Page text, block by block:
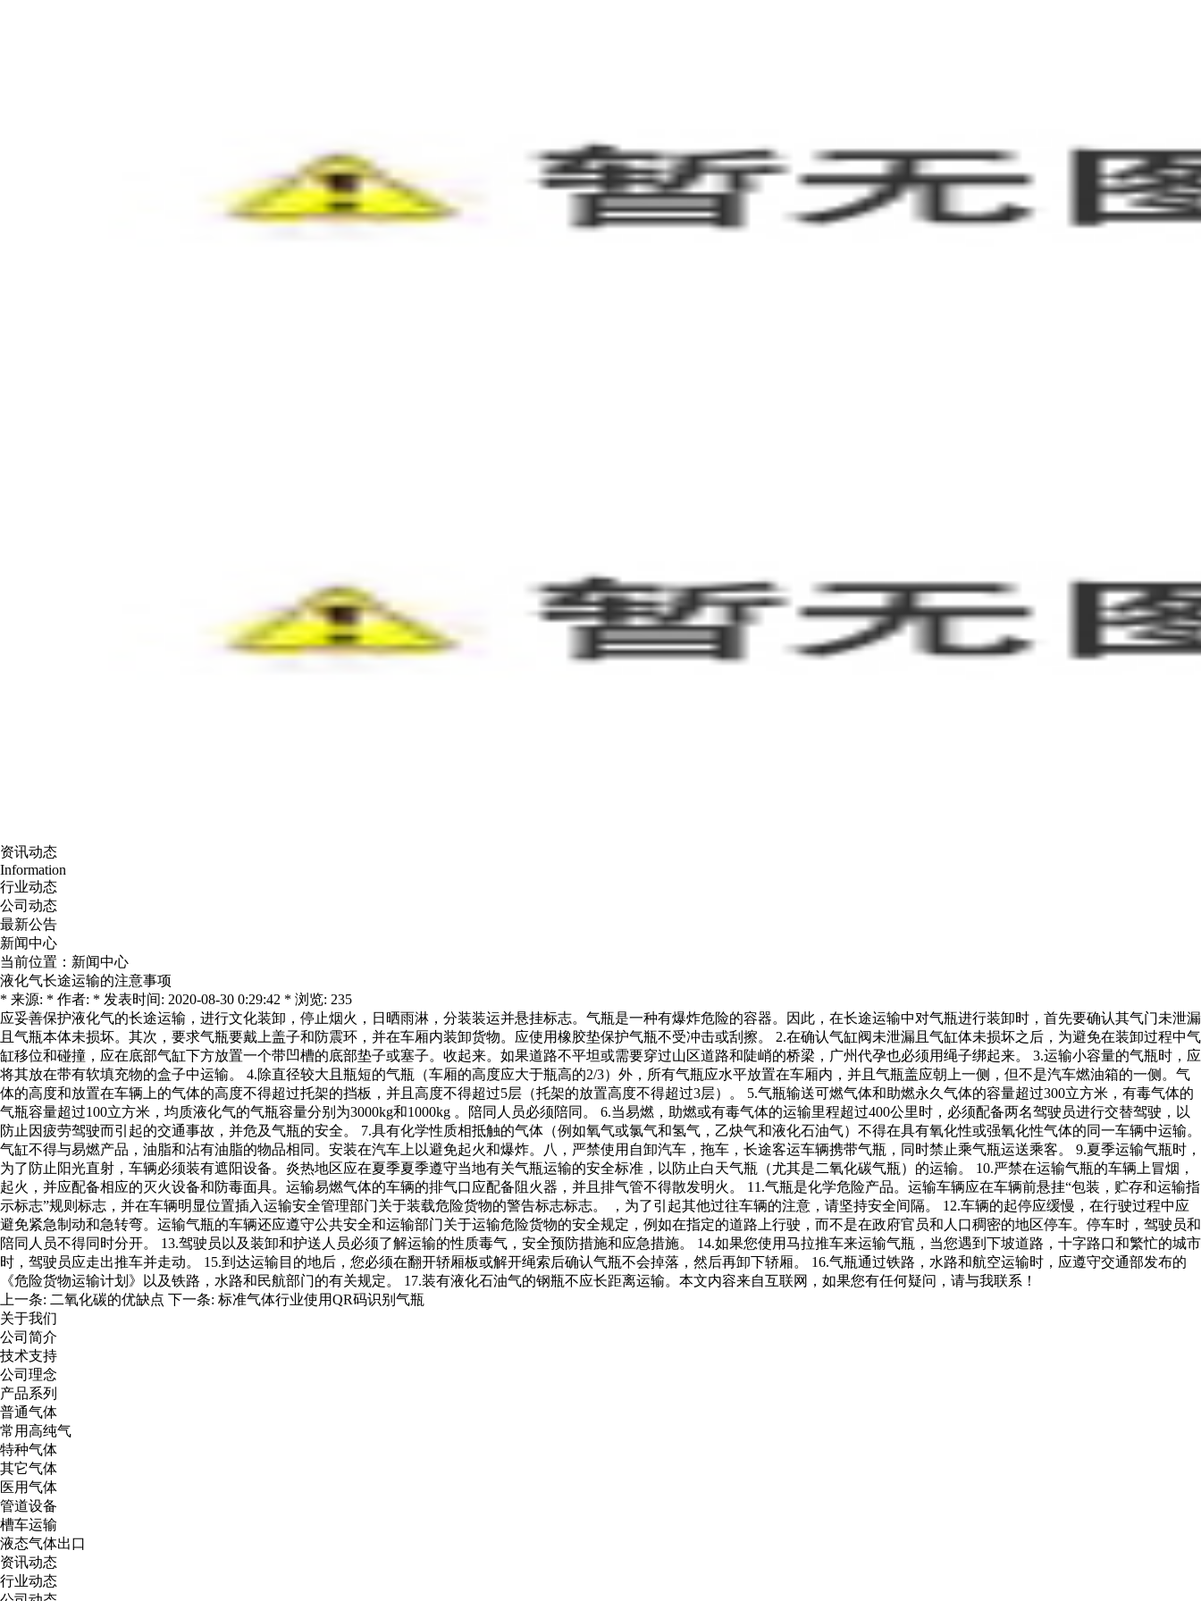
资讯动态
Information
行业动态
公司动态
最新公告
新闻中心
当前位置： 新闻中心
液化气长途运输的注意事项
* 来源: * 作者: * 发表时间: 2020-08-30 0:29:42 * 浏览: 235
应妥善保护液化气的长途运输，进行文化装卸，停止烟火，日晒雨淋，分装装运并悬挂标志。气瓶是一种有爆炸危险的容器。因此，在长途运输中对气瓶进行装卸时，首先要确认其气门未泄漏
且气瓶本体未损坏。其次，要求气瓶要戴上盖子和防震环，并在车厢内装卸货物。应使用橡胶垫保护气瓶不受冲击或刮擦。 2.在确认气缸阀未泄漏且气缸体未损坏之后，为避免在装卸过程中气
缸移位和碰撞，应在底部气缸下方放置一个带凹槽的底部垫子或塞子。收起来。如果道路不平坦或需要穿过山区道路和陡峭的桥梁，广州代孕也必须用绳子绑起来。 3.运输小容量的气瓶时，应
将其放在带有软填充物的盒子中运输。 4.除直径较大且瓶短的气瓶（车厢的高度应大于瓶高的2/3）外，所有气瓶应水平放置在车厢内，并且气瓶盖应朝上一侧，但不是汽车燃油箱的一侧。气
体的高度和放置在车辆上的气体的高度不得超过托架的挡板，并且高度不得超过5层（托架的放置高度不得超过3层）。 5.气瓶输送可燃气体和助燃永久气体的容量超过300立方米，有毒气体的
气瓶容量超过100立方米，均质液化气的气瓶容量分别为3000kg和1000kg 。陪同人员必须陪同。 6.当易燃，助燃或有毒气体的运输里程超过400公里时，必须配备两名驾驶员进行交替驾驶，以
防止因疲劳驾驶而引起的交通事故，并危及气瓶的安全。 7.具有化学性质相抵触的气体（例如氧气或氯气和氢气，乙炔气和液化石油气）不得在具有氧化性或强氧化性气体的同一车辆中运输。
气缸不得与易燃产品，油脂和沾有油脂的物品相同。安装在汽车上以避免起火和爆炸。八，严禁使用自卸汽车，拖车，长途客运车辆携带气瓶，同时禁止乘气瓶运送乘客。 9.夏季运输气瓶时，
为了防止阳光直射，车辆必须装有遮阳设备。炎热地区应在夏季夏季遵守当地有关气瓶运输的安全标准，以防止白天气瓶（尤其是二氧化碳气瓶）的运输。 10.严禁在运输气瓶的车辆上冒烟，
起火，并应配备相应的灭火设备和防毒面具。运输易燃气体的车辆的排气口应配备阻火器，并且排气管不得散发明火。 11.气瓶是化学危险产品。运输车辆应在车辆前悬挂“包装，贮存和运输指
示标志”规则标志，并在车辆明显位置插入运输安全管理部门关于装载危险货物的警告标志标志。 ，为了引起其他过往车辆的注意，请坚持安全间隔。 12.车辆的起停应缓慢，在行驶过程中应
避免紧急制动和急转弯。运输气瓶的车辆还应遵守公共安全和运输部门关于运输危险货物的安全规定，例如在指定的道路上行驶，而不是在政府官员和人口稠密的地区停车。停车时，驾驶员和
陪同人员不得同时分开。 13.驾驶员以及装卸和护送人员必须了解运输的性质毒气，安全预防措施和应急措施。 14.如果您使用马拉推车来运输气瓶，当您遇到下坡道路，十字路口和繁忙的城市
时，驾驶员应走出推车并走动。 15.到达运输目的地后，您必须在翻开轿厢板或解开绳索后确认气瓶不会掉落，然后再卸下轿厢。 16.气瓶通过铁路，水路和航空运输时，应遵守交通部发布的
《危险货物运输计划》以及铁路，水路和民航部门的有关规定。 17.装有液化石油气的钢瓶不应长距离运输。本文内容来自互联网，如果您有任何疑问，请与我联系！
上一条: 二氧化碳的优缺点 下一条: 标准气体行业使用QR码识别气瓶
关于我们
公司简介
技术支持
公司理念
产品系列
普通气体
常用高纯气
特种气体
其它气体
医用气体
管道设备
槽车运输
液态气体出口
资讯动态
行业动态